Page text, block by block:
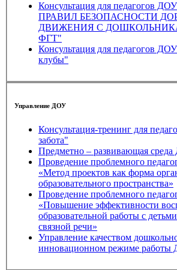
Консультация для педагогов
ПРАВИЛ БЕЗОПАСНОСТИ
ДВИЖЕНИЯ С
ФГТ"
Консультация для педагогов
клубы"
Управление ДОУ
Консультация-тренинг для
забота"
Предметно – развивающая
Проведение проблемного
«Метод проектов как форма
образовательного пространства»
Проведение проблемного
«Повышение эффективности
образовательной работы с
связной речи»
Управление качеством
инновационном режиме работы